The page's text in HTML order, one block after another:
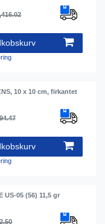
10 x 10 cm, firkantet
US-05 (56) 11,5 gr